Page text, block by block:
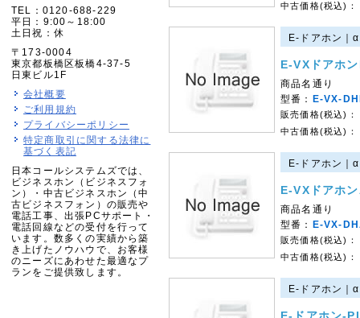
TEL：0120-688-229
平日：9:00～18:00
土日祝：休
〒173-0004
東京都板橋区板橋4-37-5
日東ビル1F
会社概要
ご利用規約
プライバシーポリシー
特定商取引に関する法律に
基づく表記
日本コールシステムズでは、
ビジネスホン（ビジネスフォ
ン）・中古ビジネスホン（中
古ビジネスフォン）の販売や
電話工事、出張PCサポート・
電話回線などの受付を行って
います。数多くの実績から築
き上げたノウハウで、お客様
のニーズにあわせた最適なプ
ランをご提供致します。
中古価格(税込)：
E-ドアホン
E-VXドアホ
商品名通り
型番：
E-VX-
販売価格(税込)：
中古価格(税込)：
E-ドアホン
E-VXドアホ
商品名通り
型番：
E-VX-
販売価格(税込)：
中古価格(税込)：
E-ドアホン